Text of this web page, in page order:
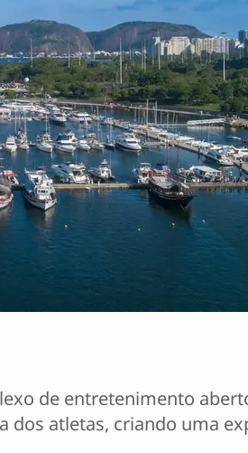
de entretenimento
dos atletas, criando uma